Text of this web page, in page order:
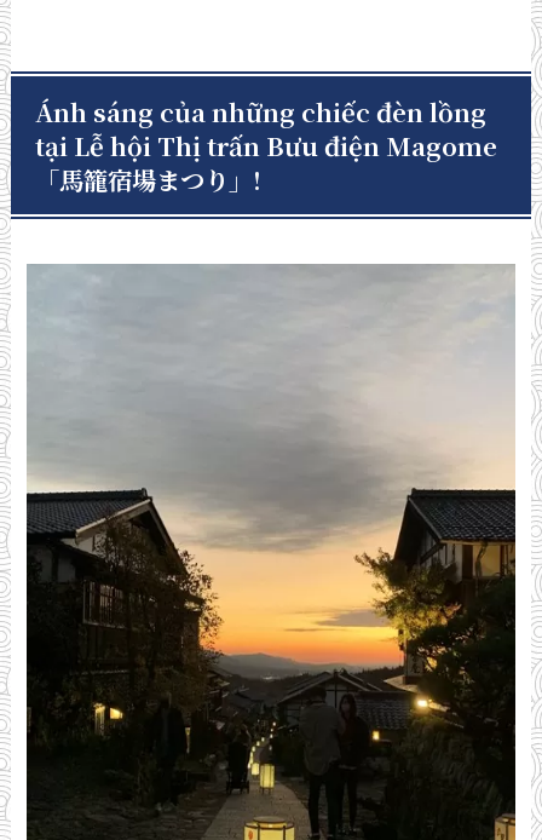
Ánh sáng của những chiếc đèn lồng
tại Lễ hội Thị trấn Bưu điện Magome
「馬籠宿場まつり」 !